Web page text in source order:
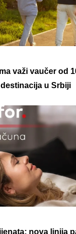
važi vaučer od
u Srbiji
nova linija